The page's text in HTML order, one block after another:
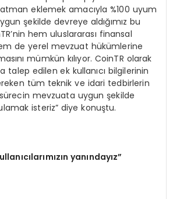
eklemek amacıyla %100 uyum
şekilde devreye aldığımız bu
hem uluslararası finansal
de yerel mevzuat hükümlerine
mümkün kılıyor. CoinTR olarak
talep edilen ek kullanıcı bilgilerinin
tüm teknik ve idari tedbirlerin
sürecin mevzuata uygun şekilde
isteriz” diye konuştu.
yanındayız”